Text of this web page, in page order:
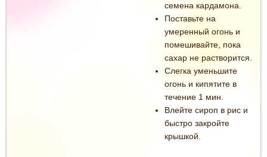
семена кардамона.
Поставьте на
умеренный огонь и
помешивайте, пока
сахар не растворится.
Слегка уменьшите
огонь и кипятите в
течение 1 мин.
Влейте сироп в рис и
быстро закройте
крышкой.